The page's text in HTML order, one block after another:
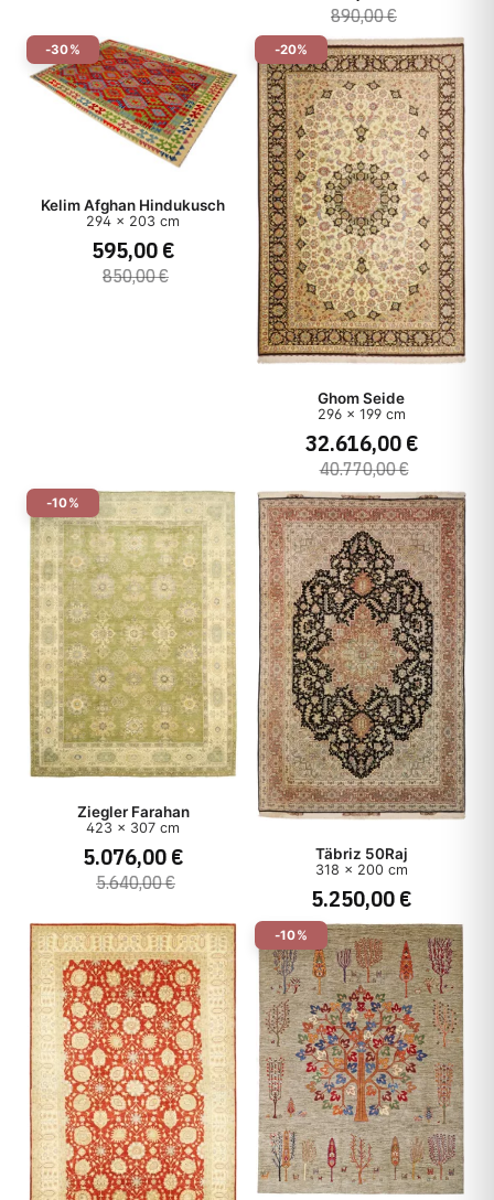
890,00 €
-30%
Kelim Afghan Hindukusch
294 x 203 cm
595,00 €
850,00 €
-20%
Ghom Seide
296 x 199 cm
32.616,00 €
40.770,00 €
-10%
Ziegler Farahan
423 x 307 cm
5.076,00 €
5.640,00 €
Täbriz 50Raj
318 x 200 cm
5.250,00 €
-10%